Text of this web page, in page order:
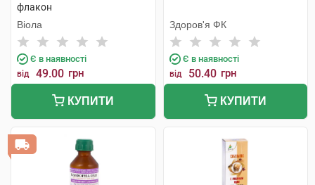
флакон
Віола
Є в наявності
від 49.00 грн
КУПИТИ
Здоров'я ФК
Є в наявності
від 50.40 грн
КУПИТИ